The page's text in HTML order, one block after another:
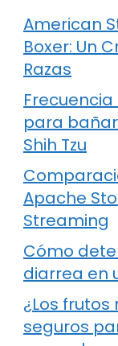
American
Boxer: Un
Razas
para
Shih Tzu
Apache
Streaming
Cómo
diarrea en
¿Los frutos
seguros